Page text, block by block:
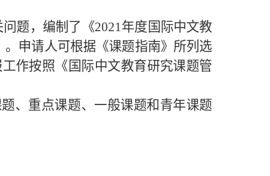
问题，编制了《2021年度国际中文教
。申请人可根据《课题指南》所列选
作按照《国际中文教育研究课题管
、重点课题、一般课题和青年课题